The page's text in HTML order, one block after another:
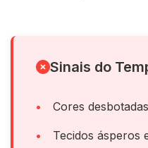
Sinais do
Cores
Tecidos ásperos